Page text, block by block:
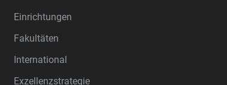
Einrichtungen
Fakultäten
International
Exzellenzstrategie